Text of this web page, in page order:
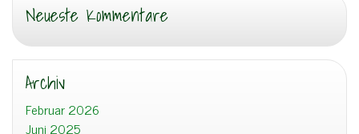
Neueste Kommentare
Archiv
Februar 2026
Juni 2025